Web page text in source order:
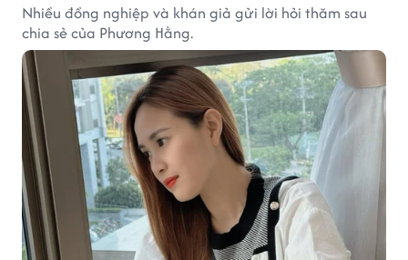
Nhiều đồng nghiệp và khán giả gửi lời hỏi thăm sau
chia sẻ của Phương Hằng.